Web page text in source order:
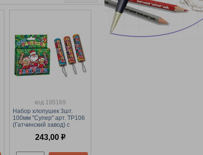
код 195169
Набор хлопушек 3шт.
100мм "Супер" арт. ТР106
(Гатчинский завод) с
243,00 р